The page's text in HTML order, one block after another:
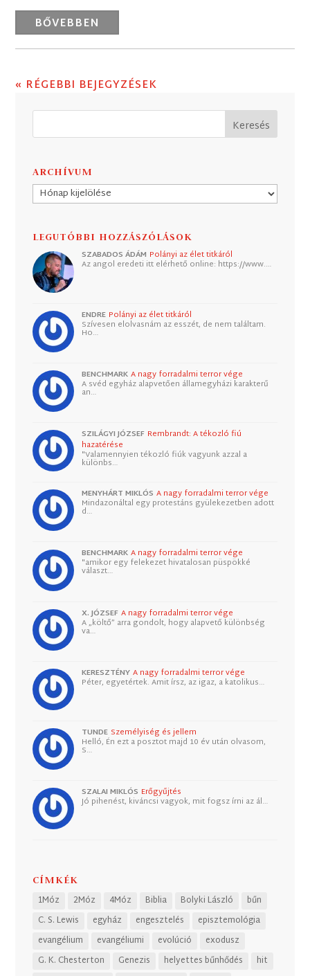
BŐVEBBEN
« RÉGEBBI BEJEGYZÉSEK
ARCHÍVUM
Archívum
LEGUTÓBBI HOZZÁSZÓLÁSOK
SZABADOS ÁDÁM Polányi az élet titkáról
Az angol eredeti itt elérhető online: https://www.…
ENDRE Polányi az élet titkáról
Szívesen elolvasnám az esszét, de nem találtam.
Ho…
BENCHMARK A nagy forradalmi terror vége
A svéd egyház alapvetően államegyházi karakterű
an…
SZILÁGYI JÓZSEF Rembrandt: A tékozló fiú
hazatérése
"Valamennyien tékozló fiúk vagyunk azzal a
különbs…
MENYHÁRT MIKLÓS A nagy forradalmi terror vége
Mindazonáltal egy protestáns gyülekezetben adott
d…
BENCHMARK A nagy forradalmi terror vége
"amikor egy felekezet hivatalosan püspökké
választ…
X. JÓZSEF A nagy forradalmi terror vége
A „költő” arra gondolt, hogy alapvető különbség
va…
KERESZTÉNY A nagy forradalmi terror vége
Péter, egyetértek. Amit írsz, az igaz, a katolikus…
TUNDE Személyiség és jellem
Helló, Én ezt a posztot majd 10 év után olvasom,
S…
SZALAI MIKLÓS Erőgyűjtés
Jó pihenést, kiváncsi vagyok, mit fogsz írni az ál…
CÍMKÉK
1Móz 2Móz 4Móz Biblia Bolyki László
bűn
C. S. Lewis
egyház engesztelés
episztemológia
evangélium
evangéliumi evolúció
exodusz
G. K. Chesterton
Genezis helyettes bűnhődés
hit